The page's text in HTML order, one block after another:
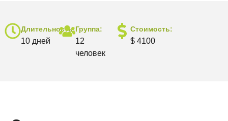
Длительность:
10 дней
Группа:
12
человек
Стоимость:
$ 4100